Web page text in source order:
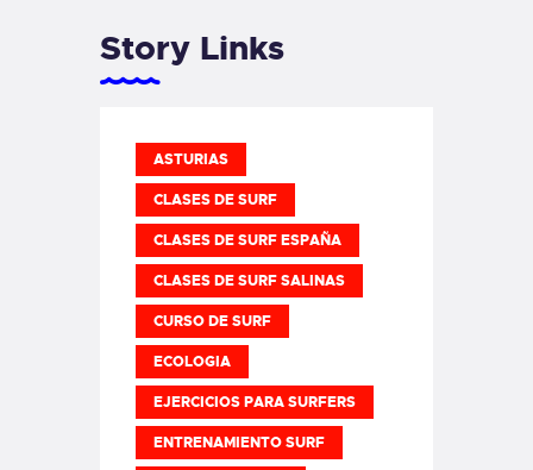
Story Links
ASTURIAS
CLASES DE SURF
CLASES DE SURF ESPAÑA
CLASES DE SURF SALINAS
CURSO DE SURF
ECOLOGIA
EJERCICIOS PARA SURFERS
ENTRENAMIENTO SURF